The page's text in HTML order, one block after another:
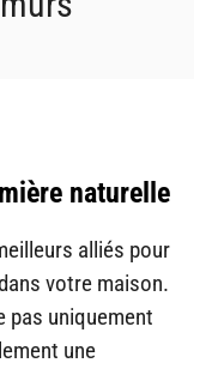
naturelle
alliés pour
votre maison.
pas uniquement
une